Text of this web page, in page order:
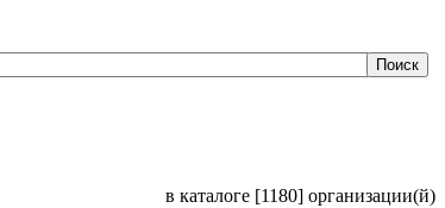
в каталоге [1180] организации(й)